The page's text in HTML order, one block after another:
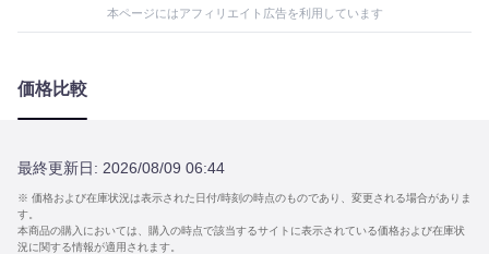
本ページにはアフィリエイト広告を利用しています
価格比較
最終更新日: 2026/08/09 06:44
※ 価格および在庫状況は表示された日付/時刻の時点のものであり、変更される場合がありま
す。
本商品の購入においては、購入の時点で該当するサイトに表示されている価格および在庫状
況に関する情報が適用されます。